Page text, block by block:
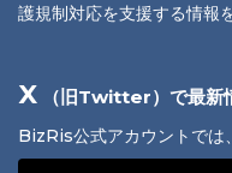
護規制対応を支援する情報
X （旧Twitter）で最新
BizRis公式アカウントでは